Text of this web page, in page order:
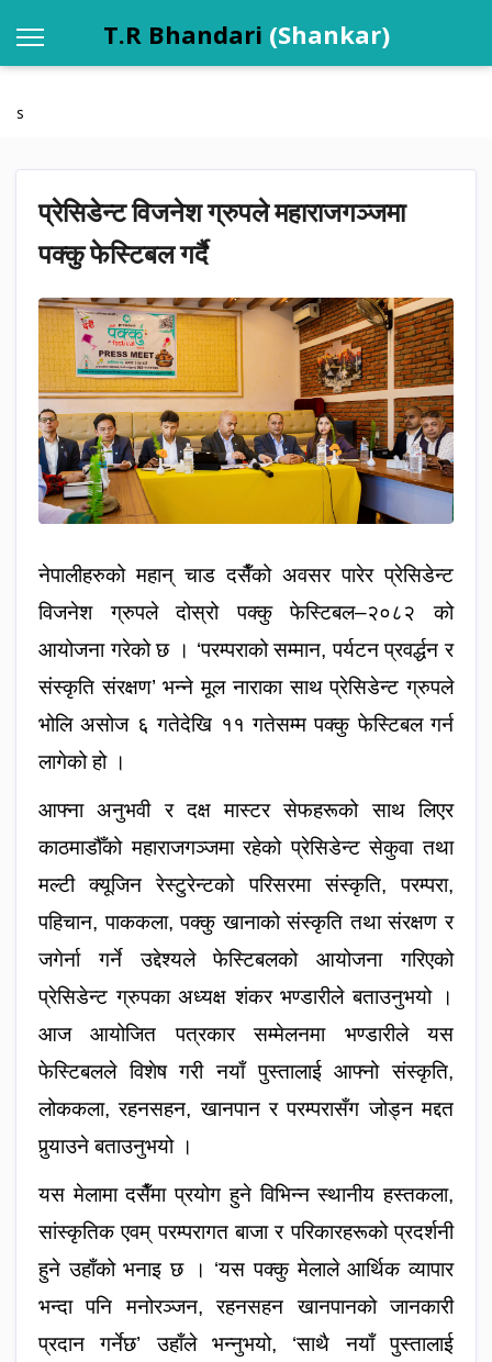
T.R Bhandari (Shankar)
s
प्रेसिडेन्ट विजनेश ग्रुपले महाराजगञ्जमा
पक्कु फेस्टिबल गर्दै
नेपालीहरुको महान् चाड दसैँको अवसर पारेर प्रेसिडेन्ट
विजनेश ग्रुपले दोस्रो पक्कु फेस्टिबल–२०८२ को
आयोजना गरेको छ । ‘परम्पराको सम्मान, पर्यटन प्रवर्द्धन र
संस्कृति संरक्षण’ भन्ने मूल नाराका साथ प्रेसिडेन्ट ग्रुपले
भोलि असोज ६ गतेदेखि ११ गतेसम्म पक्कु फेस्टिबल गर्न
लागेको हो ।
आफ्ना अनुभवी र दक्ष मास्टर सेफहरूको साथ लिएर
काठमाडौँको महाराजगञ्जमा रहेको प्रेसिडेन्ट सेकुवा तथा
मल्टी क्यूजिन रेस्टुरेन्टको परिसरमा संस्कृति, परम्परा,
पहिचान, पाककला, पक्कु खानाको संस्कृति तथा संरक्षण र
जगेर्ना गर्ने उद्देश्यले फेस्टिबलको आयोजना गरिएको
प्रेसिडेन्ट ग्रुपका अध्यक्ष शंकर भण्डारीले बताउनुभयो ।
आज आयोजित पत्रकार सम्मेलनमा भण्डारीले यस
फेस्टिबलले विशेष गरी नयाँ पुस्तालाई आफ्नो संस्कृति,
लोककला, रहनसहन, खानपान र परम्परासँग जोड्न मद्दत
पुर्‍याउने बताउनुभयो ।
यस मेलामा दसैँमा प्रयोग हुने विभिन्न स्थानीय हस्तकला,
सांस्कृतिक एवम् परम्परागत बाजा र परिकारहरूको प्रदर्शनी
हुने उहाँको भनाइ छ । ‘यस पक्कु मेलाले आर्थिक व्यापार
भन्दा पनि मनोरञ्जन, रहनसहन खानपानको जानकारी
प्रदान गर्नेछ’ उहाँले भन्नुभयो, ‘साथै नयाँ पुस्तालाई